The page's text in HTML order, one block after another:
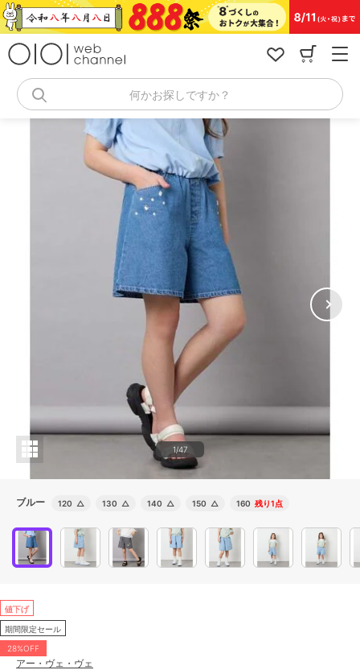
コ
ン
何かお探しですか？
1/47
ブルー 120 △ 130 △ 140 △ 150 △ 160 残り1点
値下げ
期間限定セール
28%OFF
アー・ヴェ・ヴェ